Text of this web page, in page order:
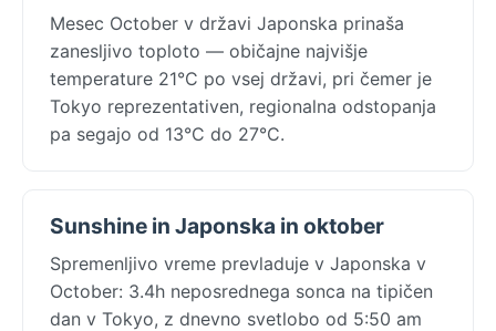
Mesec October v državi Japonska prinaša
zanesljivo toploto — običajne najvišje
temperature 21°C po vsej državi, pri čemer je
Tokyo reprezentativen, regionalna odstopanja
pa segajo od 13°C do 27°C.
Sunshine in Japonska in oktober
Spremenljivo vreme prevladuje v Japonska v
October: 3.4h neposrednega sonca na tipičen
dan v Tokyo, z dnevno svetlobo od 5:50 am